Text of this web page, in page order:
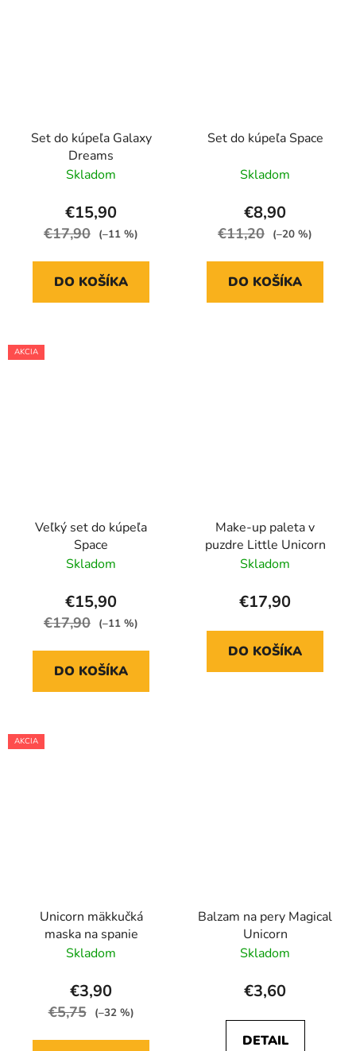
Set do kúpeľa Galaxy
Dreams
Skladom
€15,90
€17,90 (–11 %)
DO KOŠÍKA
Set do kúpeľa Space
Skladom
€8,90
€11,20 (–20 %)
DO KOŠÍKA
AKCIA
Veľký set do kúpeľa
Space
Skladom
€15,90
€17,90 (–11 %)
DO KOŠÍKA
Make-up paleta v
puzdre Little Unicorn
Skladom
€17,90
DO KOŠÍKA
AKCIA
Unicorn mäkkučká
maska na spanie
Skladom
€3,90
€5,75 (–32 %)
Balzam na pery Magical
Unicorn
Skladom
€3,60
DETAIL